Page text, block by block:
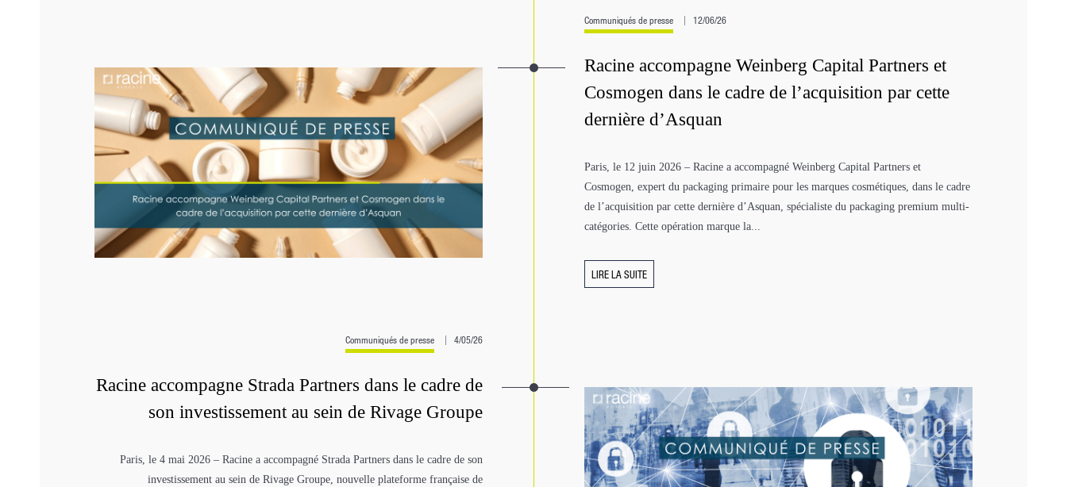
Communiqués de presse 12/06/26
Racine accompagne Weinberg Capital Partners et
Cosmogen dans le cadre de l’acquisition par cette
dernière d’Asquan
Paris, le 12 juin 2026 – Racine a accompagné Weinberg Capital Partners et
Cosmogen, expert du packaging primaire pour les marques cosmétiques, dans le cadre
de l’acquisition par cette dernière d’Asquan, spécialiste du packaging premium multi-
catégories. Cette opération marque la...
LIRE LA SUITE
Communiqués de presse 4/05/26
Racine accompagne Strada Partners dans le cadre de
son investissement au sein de Rivage Groupe
Paris, le 4 mai 2026 – Racine a accompagné Strada Partners dans le cadre de son
investissement au sein de Rivage Groupe, nouvelle plateforme française de